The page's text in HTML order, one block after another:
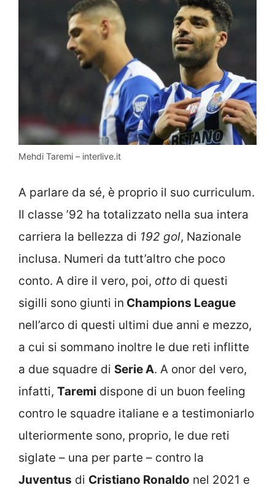
Mehdi Taremi – interlive.it
A parlare da sé, è proprio il suo curriculum.
Il classe ’92 ha totalizzato nella sua intera
carriera la bellezza di 192 gol, Nazionale
inclusa. Numeri da tutt’altro che poco
conto. A dire il vero, poi, otto di questi
sigilli sono giunti in Champions League
nell’arco di questi ultimi due anni e mezzo,
a cui si sommano inoltre le due reti inflitte
a due squadre di Serie A. A onor del vero,
infatti, Taremi dispone di un buon feeling
contro le squadre italiane e a testimoniarlo
ulteriormente sono, proprio, le due reti
siglate – una per parte – contro la
Juventus di Cristiano Ronaldo nel 2021 e